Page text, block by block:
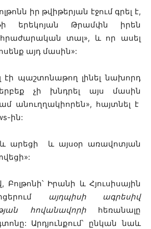
իր թվիթերյան էջում գրել է,
երեկոյան Թրամփն իրեն
հրաժարական տալ», և որ ասել
այդ մասին»:
էի պաշտոնաթող լինել նախորդ
չի խնդրել այս մասին
անուղղակիորեն», հայտնել է
ին:
արեցի և այսօր առավոտյան
Բոլթոնի՝ Իրանի և Հյուսիսային
այդպիսի ագրեսիվ
հովանավորիհեռանալը
Արդյունքում՝ ընկան նաև